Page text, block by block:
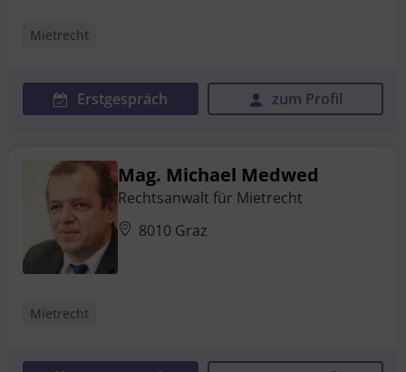
Mietrecht
Erstgespräch zum Profil
Mag. Michael Medwed
Rechtsanwalt für Mietrecht
8010 Graz
Mietrecht